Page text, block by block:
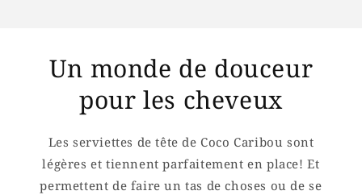
Un monde de douceur
pour les cheveux
Les serviettes de tête de Coco Caribou sont
légères et tiennent parfaitement en place! Et
permettent de faire un tas de choses ou de se